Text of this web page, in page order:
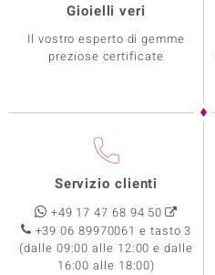
Gioielli veri
Il vostro esperto di gemme
preziose certificate
Servizio clienti
+49 17 47 68 94 50
+39 06 89970061 e tasto 3
(dalle 09:00 alle 12:00 e dalle
16:00 alle 18:00)